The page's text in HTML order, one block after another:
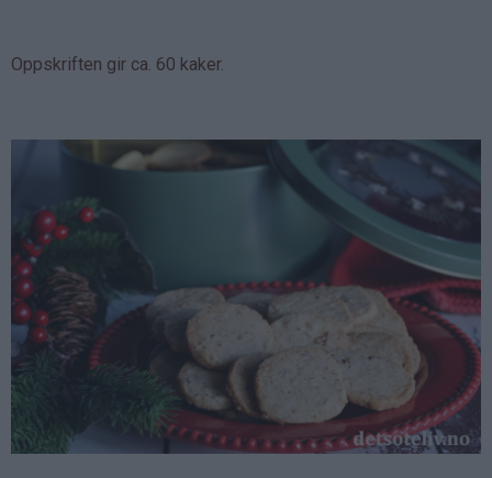
Oppskriften gir ca. 60 kaker.